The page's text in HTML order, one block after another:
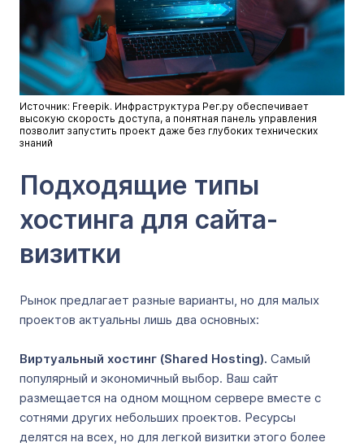
Источник: Freepik. Инфраструктура Рег.ру обеспечивает
высокую скорость доступа, а понятная панель управления
позволит запустить проект даже без глубоких технических
знаний
Подходящие типы
хостинга для сайта-
визитки
Рынок предлагает разные варианты, но для малых
проектов актуальны лишь два основных:
Виртуальный хостинг (Shared Hosting). Самый
популярный и экономичный выбор. Ваш сайт
размещается на одном мощном сервере вместе с
сотнями других небольших проектов. Ресурсы
делятся на всех, но для легкой визитки этого более